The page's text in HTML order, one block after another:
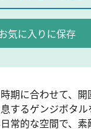
気に入りに保存
期に合わせて、
するゲンジボタル
常的な空間で、素